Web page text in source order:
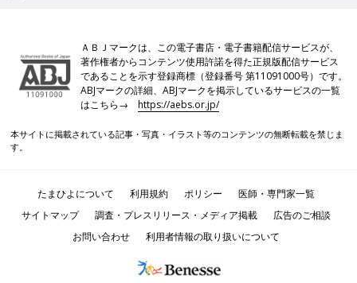
ＡＢＪマークは、この電子書店・電子書籍配信サービスが、
著作権者からコンテンツ使用許諾を得た正規版配信サービス
であることを示す登録商標（登録番号 第11091000号）です。
ABJマークの詳細、ABJマークを掲示しているサービスの一覧
はこちら→https://aebs.or.jp/
本サイトに掲載されている記事・写真・イラスト等のコンテンツの無断転載を禁じま
す。
たまひよについて 利用規約 ポリシー
医師・専門家一覧
サイトマップ
調査・プレスリリース・メディア掲載
広告のご相談
お問い合わせ
利用者情報の取り扱いについて